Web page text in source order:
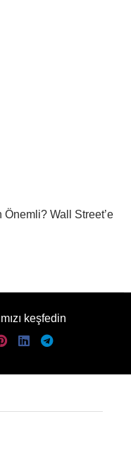
Wall Street’e
keşfedin